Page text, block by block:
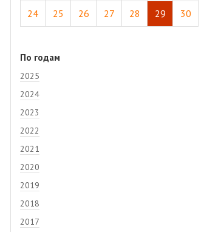
24 25 26 27 28 29 30
По годам
2025
2024
2023
2022
2021
2020
2019
2018
2017